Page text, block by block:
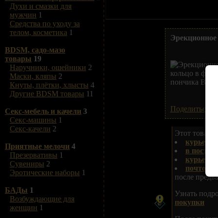
Духи и смазки для
мужчин 1
Средства по уходу за
телом, косметика 1
BDSM, садо-мазо
товары 19
Наручники, ошейники 2
Маски, кляпы 2
Кнуты, плётки, хлысты 4
Другие BDSM товары 11
Секс-мебель и качели 3
Секс-машины 1
Секс-качели 2
Приятные мелочи 4
Презервативы 1
Сувениры 2
Эротические наборы 1
БАДы 1
Возбуждающие для
женщин 1
Поделиться
Этот товар
в
почтой
после
Узнать
покупки